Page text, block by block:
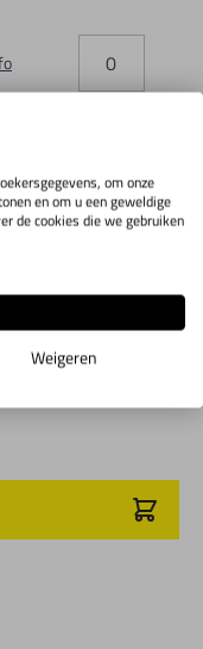
om onze
en om u een geweldige
de cookies die we gebruiken
Weigeren